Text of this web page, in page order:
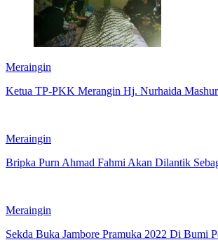
Meraingin
Ketua TP-PKK Merangin Hj. Nurhaida
Meraingin
Bripka Purn Ahmad Fahmi Akan Dilantik
Meraingin
Sekda Buka Jambore Pramuka 2022 Di Bumi